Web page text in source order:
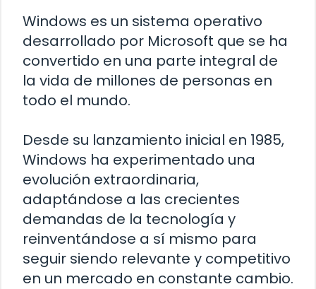
Windows es un sistema operativo
desarrollado por Microsoft que se ha
convertido en una parte integral de
la vida de millones de personas en
todo el mundo.
Desde su lanzamiento inicial en 1985,
Windows ha experimentado una
evolución extraordinaria,
adaptándose a las crecientes
demandas de la tecnología y
reinventándose a sí mismo para
seguir siendo relevante y competitivo
en un mercado en constante cambio.